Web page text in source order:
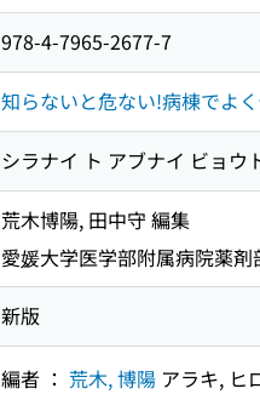
978-4-7965-2677-7
知らないと危ない!病棟でよ
シラナイ ト アブナイ ビョウ
荒木博陽, 田中守 編集
愛媛大学医学部附属病院薬剤
新版
編者 ： 荒木, 博陽 アラキ, ヒ